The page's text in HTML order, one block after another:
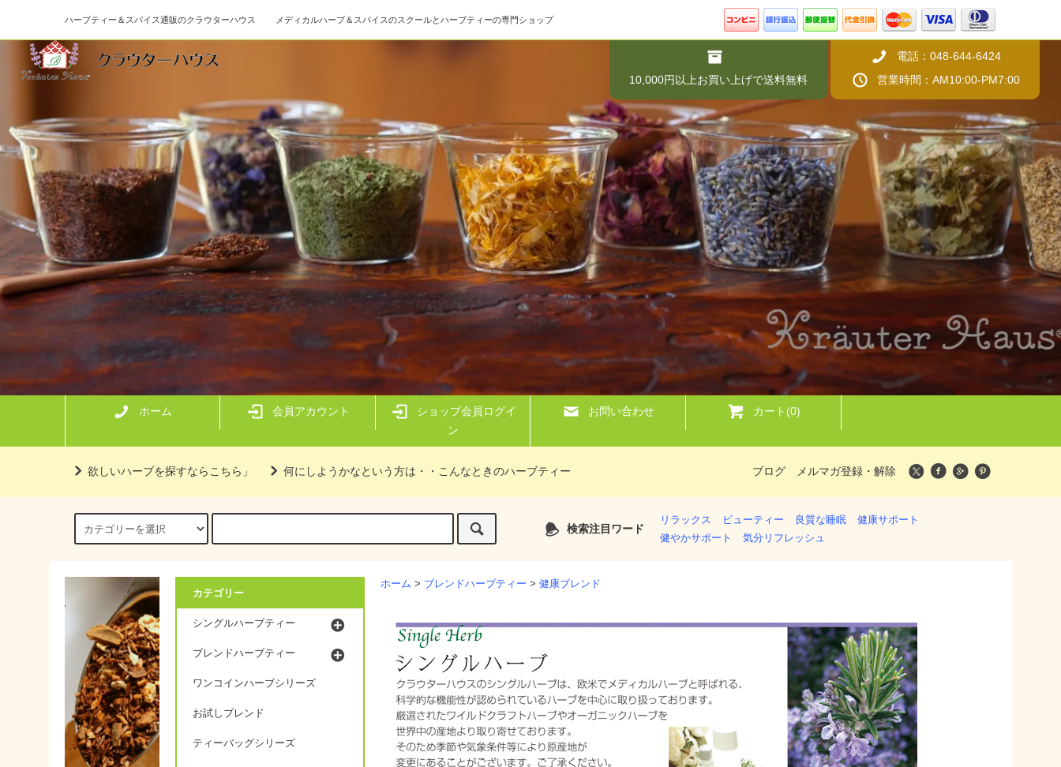
ハーブティー＆スパイス通販のクラウターハウス メディカルハーブ＆スパイスのスクールとハーブティーの専門ショップ
10,000円以上お買い上げで送料無料
電話：048-644-6424
営業時間：AM10:00-PM7:00
ホーム 会員アカウント
ショップ会員ログイ
ン
お問い合わせ カート(0)
欲しいハーブを探すならこちら」 何にしようかなという方は・・こんなときのハーブティー ブログ メルマガ登録・解除
検索注目ワード
リラックス ビューティー 良質な睡眠
健康サポート
健やかサポート
気分リフレッシュ
ホーム > ブレンドハーブティー > 健康ブレンド
カテゴリー
シングルハーブティー
ブレンドハーブティー
ワンコインハーブシリーズ
お試しブレンド
ティーバッグシリーズ